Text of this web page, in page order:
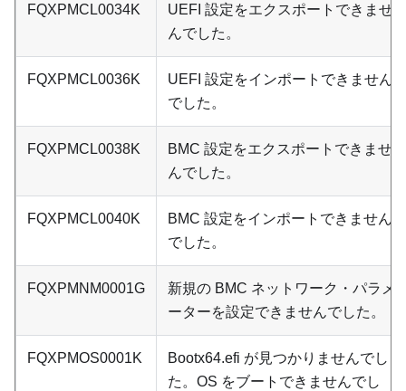
FQXPMCL0034K
UEFI 設定をエクスポートできませ
んでした。
FQXPMCL0036K
UEFI 設定をインポートできません
でした。
FQXPMCL0038K
BMC 設定をエクスポートできませ
んでした。
FQXPMCL0040K
BMC 設定をインポートできません
でした。
FQXPMNM0001G
新規の BMC ネットワーク・パラメ
ーターを設定できませんでした。
FQXPMOS0001K
Bootx64.efi が見つかりませんでし
た。OS をブートできませんでし